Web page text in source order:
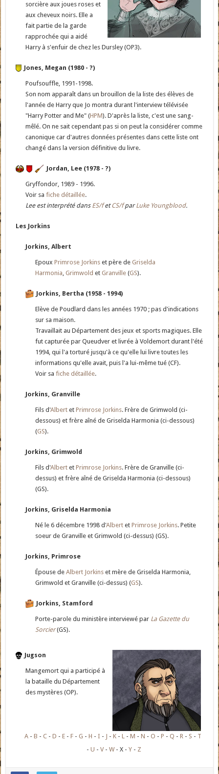
sorcière aux joues roses et
aux cheveux noirs. Elle a
fait partie de la garde
rapprochée qui a aidé
Harry à s'enfuir de chez les Dursley (OP3).
Jones, Megan (1980 - ?)
Poufsouffle, 1991-1998.
Son nom apparaît dans un brouillon de la liste des élèves de
l'année de Harry que Jo montra durant l'interview télévisée
"Harry Potter and Me" (HPM). D'après la liste, c'est une sang-
mêlé. On ne sait cependant pas si on peut la considérer comme
canonique car d'autres données présentes dans cette liste ont
changé dans la version définitive du livre.
Jordan, Lee (1978 - ?)
Gryffondor, 1989 - 1996.
Voir safiche détaillée.
Lee est interprété dans ES/fetCS/fparLuke Youngblood.
Les Jorkins
Jorkins, Albert
EpouxPrimrose Jorkins et père deGriselda
Harmonia,Grimwold etGranville (GS).
Jorkins, Bertha (1958 - 1994)
Elève de Poudlard dans les années 1970 ; pas d'indications
sur sa maison.
Travaillait au Département des jeux et sports magiques. Elle
fut capturée par Queudver et livrée à Voldemort durant l'été
1994, qui l'a torturé jusqu'à ce qu'elle lui livre toutes les
informations qu'elle avait, puis l'a lui-même tué (CF).
Voir safiche détaillée.
Jorkins, Granville
Fils d'Albert etPrimrose Jorkins. Frère de Grimwold (ci-
dessous) et frère aîné de Griselda Harmonia (ci-dessous)
(GS).
Jorkins, Grimwold
Fils d'Albert etPrimrose Jorkins. Frère de Granville (ci-
dessus) et frère aîné de Griselda Harmonia (ci-dessous)
(GS).
Jorkins, Griselda Harmonia
Né le 6 décembre 1998 d'Albert etPrimrose Jorkins. Petite
soeur de Granville et Grimwold (ci-dessus) (GS).
Jorkins, Primrose
Épouse deAlbert Jorkins et mère de Griselda Harmonia,
Grimwold et Granville (ci-dessus) (GS).
Jorkins, Stamford
Porte-parole du ministère interviewé par La Gazette du
Sorcier(GS).
Jugson
Mangemort qui a participé à
la bataille du Département
des mystères (OP).
A B C D E F G H I J K L M N O P Q R S
T
U
V W X Y Z